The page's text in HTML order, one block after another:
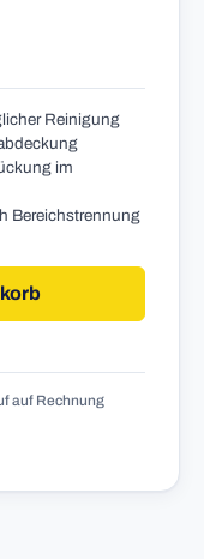
Reinigung
im
Bereichstrennung
Wert
auf Rechnung